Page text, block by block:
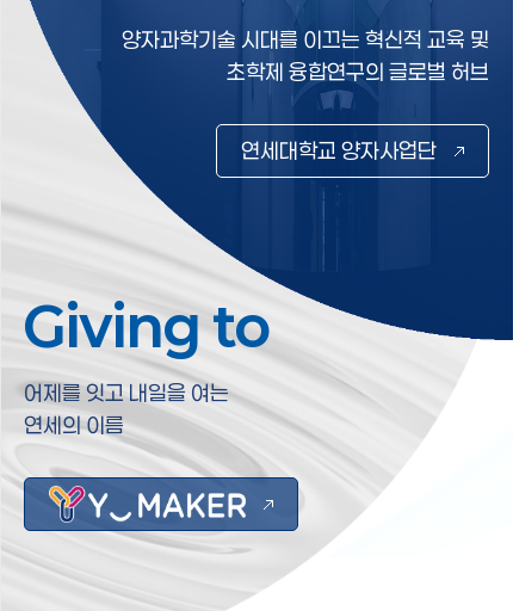
양자과학기술 시대를 이끄는 혁신적 교육 및
초학제 융합연구의 글로벌 허브
연세대학교 양자사업단
Giving to
Giving to
어제를 잇고 내일을 여는
연세의 이름